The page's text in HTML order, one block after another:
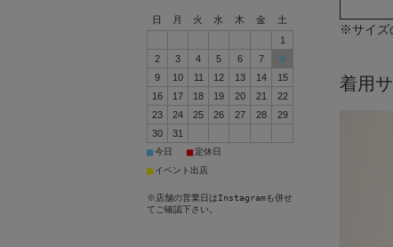
※サイズ
着用
日 月 火 水 木 金
土
1
2
3 4 5 6 7
8
9
10 11 12 13 14
15
16
17 18 19 20 21
22
23
24 25 26 27 28
29
30
31
■今日 ■ 定休日
■ イベント出店
※店舗の営業日はInstagramも併せ
てご確認下さい。